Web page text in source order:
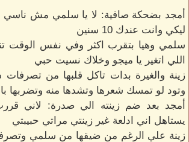
أمجد بضحكة صافية: لا يا سلمي مش
ليكي وانت عندك 10 سنين
سلمي وهيا بتقرب اكثر وفي نفس الوقت
اللي اتغير يا ميجو وخلاك نسيت حبي
زينة والغيرة بدات تاكل قلبها من
وتود لو تمسك شعرها وتشدها منه وتضربها
أمجد بعد ضم زينته الي صدرة: لاني
يستاهل اني ادلعة غير زينتي مراتي حبيبتي
زينة علي الرغم من ضيقها من سلمي